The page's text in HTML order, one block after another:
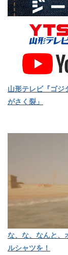
山形テレビ『ゴジ
がさく裂」
な、な、なんと、
ルシャツを！